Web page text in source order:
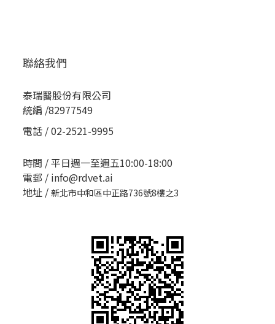
聯絡我們
泰瑞醫股份有限公司
統編 /82977549
電話 / 02-2521-9995
時間 / 平日週一至週五10:00-18:00
電郵 / info@rdvet.ai
地址 / 新北市中和區中正路736號8樓之3